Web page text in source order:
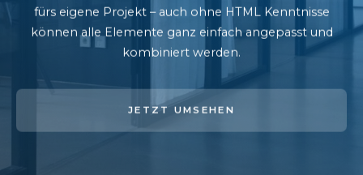
fürs eigene Projekt – auch ohne HTML Kenntnisse
können alle Elemente ganz einfach angepasst und
kombiniert werden.
JETZT UMSEHEN